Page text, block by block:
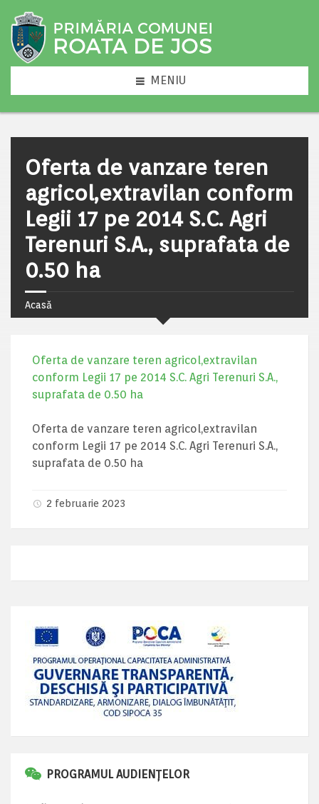
MENIU
Oferta de vanzare teren
agricol,extravilan conform
Legii 17 pe 2014 S.C. Agri
Terenuri S.A., suprafata de
0.50 ha
Acasă
Oferta de vanzare teren agricol,extravilan
conform Legii 17 pe 2014 S.C. Agri Terenuri S.A.,
suprafata de 0.50 ha
Oferta de vanzare teren agricol,extravilan
conform Legii 17 pe 2014 S.C. Agri Terenuri S.A.,
suprafata de 0.50 ha
2 februarie 2023
PROGRAMUL AUDIENȚELOR